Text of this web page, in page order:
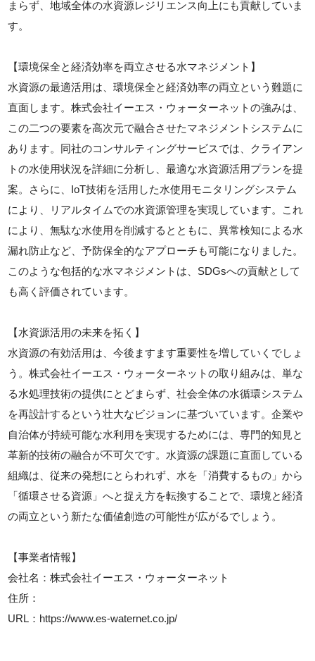
まらず、地域全体の水資源レジリエンス向上にも貢献していま
す。
【環境保全と経済効率を両立させる水マネジメント】
水資源の最適活用は、環境保全と経済効率の両立という難題に
直面します。株式会社イーエス・ウォーターネットの強みは、
この二つの要素を高次元で融合させたマネジメントシステムに
あります。同社のコンサルティングサービスでは、クライアン
トの水使用状況を詳細に分析し、最適な水資源活用プランを提
案。さらに、IoT技術を活用した水使用モニタリングシステム
により、リアルタイムでの水資源管理を実現しています。これ
により、無駄な水使用を削減するとともに、異常検知による水
漏れ防止など、予防保全的なアプローチも可能になりました。
このような包括的な水マネジメントは、SDGsへの貢献として
も高く評価されています。
【水資源活用の未来を拓く】
水資源の有効活用は、今後ますます重要性を増していくでしょ
う。株式会社イーエス・ウォーターネットの取り組みは、単な
る水処理技術の提供にとどまらず、社会全体の水循環システム
を再設計するという壮大なビジョンに基づいています。企業や
自治体が持続可能な水利用を実現するためには、専門的知見と
革新的技術の融合が不可欠です。水資源の課題に直面している
組織は、従来の発想にとらわれず、水を「消費するもの」から
「循環させる資源」へと捉え方を転換することで、環境と経済
の両立という新たな価値創造の可能性が広がるでしょう。
【事業者情報】
会社名：株式会社イーエス・ウォーターネット
住所：
URL：https://www.es-waternet.co.jp/